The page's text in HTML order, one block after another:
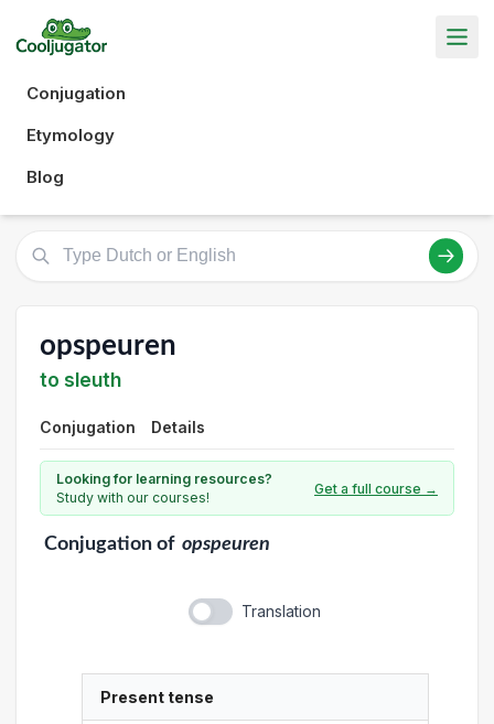
Conjugation
Etymology
Blog
opspeuren
to sleuth
Conjugation Details
Looking for learning resources?
Study with our courses!
Get a full course →
Conjugationof opspeuren
Translation
Present tense